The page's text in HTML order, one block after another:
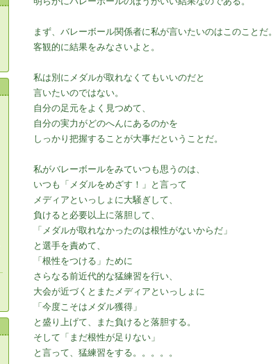
まず、バレーボール関係者に私が言いたいのはこのことだ。
客観的に結果をみなさいよと。
私は別にメダルが取れなくてもいいのだと
言いたいのではない。
自分の足元をよく見つめて、
自分の実力がどのへんにあるのかを
しっかり把握することが大事だということだ。
私がバレーボールをみていつも思うのは、
いつも「メダルをめざす！」と言って
メディアといっしょに大騒ぎして、
負けると必要以上に落胆して、
「メダルが取れなかったのは根性がないからだ」
と選手を責めて、
「根性をつける」ために
さらなる前近代的な猛練習を行い、
大会が近づくとまたメディアといっしょに
「今度こそはメダル獲得」
と盛り上げて、また負けると落胆する。
そして「まだ根性が足りない」
と言って、猛練習をする。。。。。